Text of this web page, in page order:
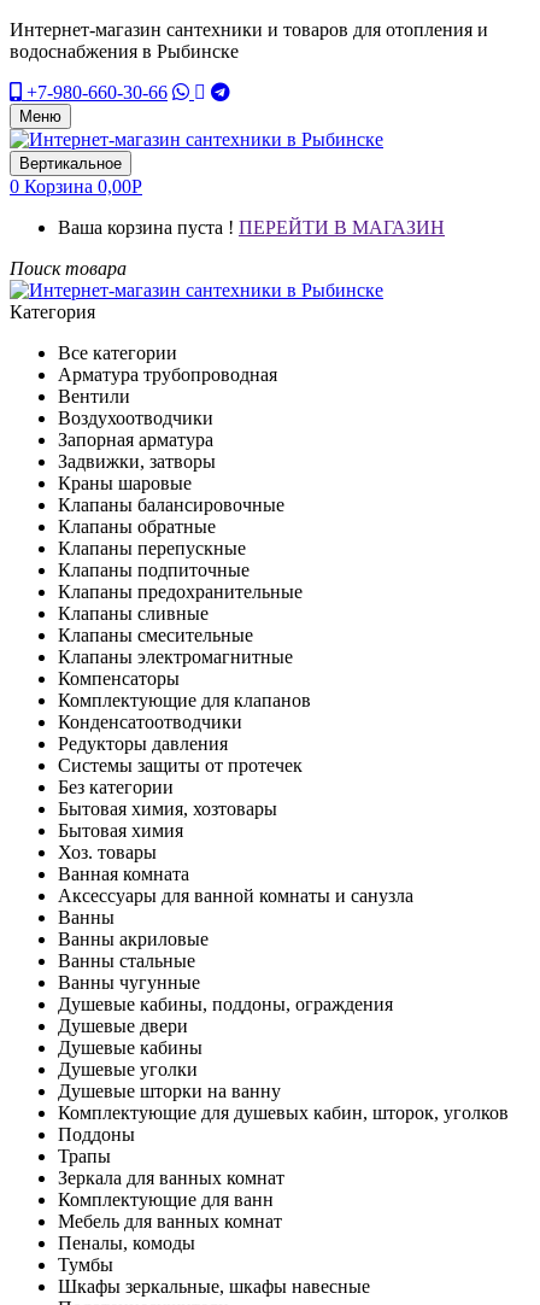
Интернет-магазин сантехники и товаров для отопления и
водоснабжения в Рыбинске
+7-980-660-30-66
Меню
Вертикальное
0 Корзина 0,00Р
Ваша корзина пуста ! ПЕРЕЙТИ В МАГАЗИН
Поиск товара
Категория
Все категории
Арматура трубопроводная
Вентили
Воздухоотводчики
Запорная арматура
Задвижки, затворы
Краны шаровые
Клапаны балансировочные
Клапаны обратные
Клапаны перепускные
Клапаны подпиточные
Клапаны предохранительные
Клапаны сливные
Клапаны смесительные
Клапаны электромагнитные
Компенсаторы
Комплектующие для клапанов
Конденсатоотводчики
Редукторы давления
Системы защиты от протечек
Без категории
Бытовая химия, хозтовары
Бытовая химия
Хоз. товары
Ванная комната
Аксессуары для ванной комнаты и санузла
Ванны
Ванны акриловые
Ванны стальные
Ванны чугунные
Душевые кабины, поддоны, ограждения
Душевые двери
Душевые кабины
Душевые уголки
Душевые шторки на ванну
Комплектующие для душевых кабин, шторок, уголков
Поддоны
Трапы
Зеркала для ванных комнат
Комплектующие для ванн
Мебель для ванных комнат
Пеналы, комоды
Тумбы
Шкафы зеркальные, шкафы навесные